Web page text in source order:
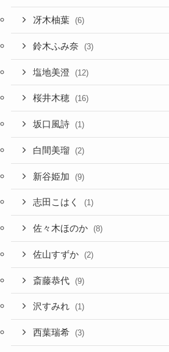
冴木柚葉 (6)
鈴木ふみ奈 (3)
塩地美澄 (12)
桜井木穂 (16)
坂口風詩 (1)
白間美瑠 (2)
新谷姫加 (9)
志田こはく (1)
佐々木ほのか (8)
佐山すずか (2)
斎藤恭代 (9)
沢すみれ (1)
西葉瑞希 (3)